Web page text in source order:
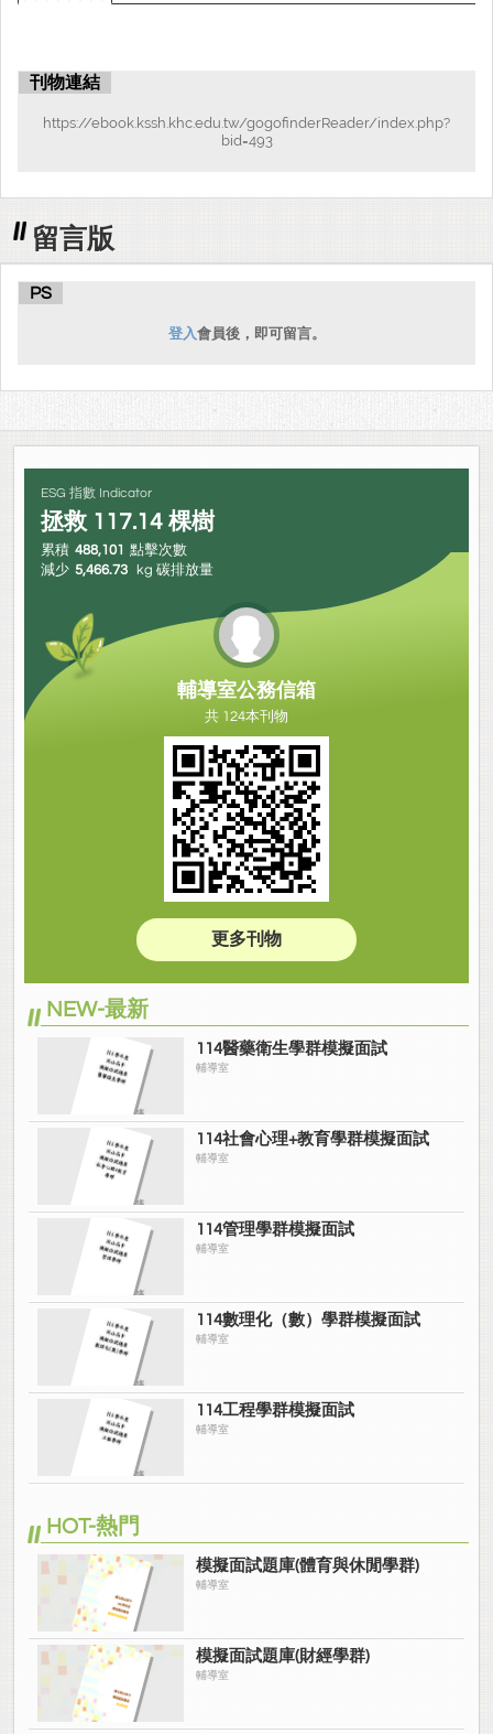
刊物連結
https://ebook.kssh.khc.edu.tw/gogofinderReader/index.php?
bid=493
留言版
PS
登入會員後，即可留言。
ESG 指數 Indicator
拯救 117.14 棵樹
累積 488,101 點擊次數
減少 5,466.73 kg 碳排放量
輔導室公務信箱
共 124本刊物
更多刊物
NEW-最新
114醫藥衛生學群模擬面試
輔導室
114社會心理+教育學群模擬面試
輔導室
114管理學群模擬面試
輔導室
114數理化（數）學群模擬面試
輔導室
114工程學群模擬面試
輔導室
HOT-熱門
模擬面試題庫(體育與休閒學群)
輔導室
模擬面試題庫(財經學群)
輔導室